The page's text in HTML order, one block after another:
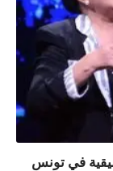
في تونس